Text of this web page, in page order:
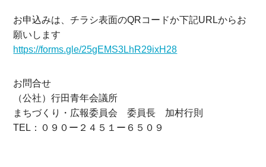
お申込みは、チラシ表面のQRコードか下記URLからお
願いします
https://forms.gle/25gEMS3LhR29ixH28
お問合せ
（公社）行田青年会議所
まちづくり・広報委員会 委員長 加村行則
TEL：０９０ー２４５１ー６５０９